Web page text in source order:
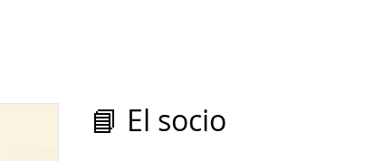
📘 El socio